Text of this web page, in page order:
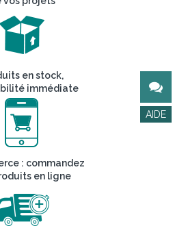
en stock,
immédiate
: commandez
en ligne